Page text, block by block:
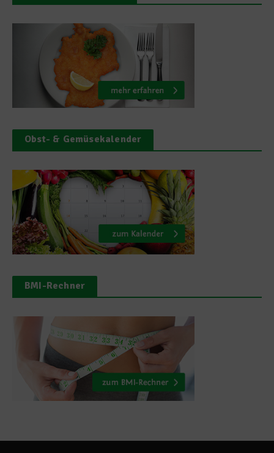
Obst- & Gemüsekalender
BMI-Rechner